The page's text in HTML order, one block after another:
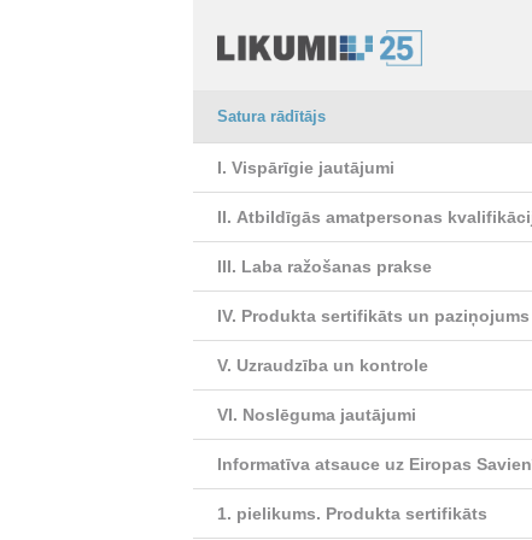
Satura rādītājs
I. Vispārīgie jautājumi
II. Atbildīgās amatpersonas
III. Laba ražošanas prakse
IV. Produkta sertifikāts un
V. Uzraudzība un kontrole
VI. Noslēguma jautājumi
Informatīva atsauce uz Eiropas
1. pielikums. Produkta sertifikāts